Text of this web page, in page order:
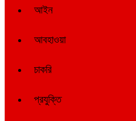
আইন
আবহাওয়া
চাকরি
প্রযুক্তি